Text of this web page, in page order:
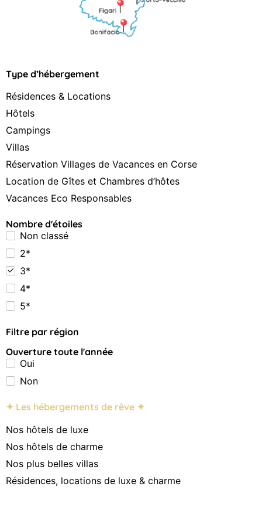
Type d’hébergement
Résidences & Locations
Hôtels
Campings
Villas
Réservation Villages de Vacances en Corse
Location de Gîtes et Chambres d’hôtes
Vacances Eco Responsables
Nombre d'étoiles
Non classé
2*
3*
4*
5*
Filtre par région
Ouverture toute l'année
Oui
Non
✦ Les hébergements de rêve ✦
Nos hôtels de luxe
Nos hôtels de charme
Nos plus belles villas
Résidences, locations de luxe & charme